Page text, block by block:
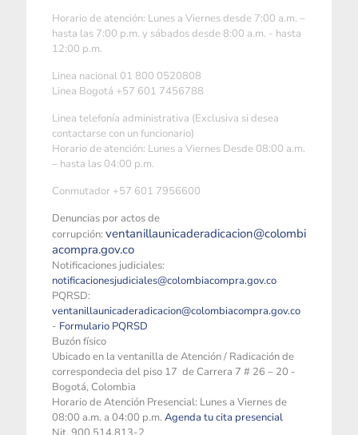
Horario de atención: Lunes a Viernes desde 7:00 a.m. –
hasta las 7:00 p.m. y sábados desde 8:00 a.m. - hasta
12:00 p.m.
Linea nacional 01 800 0520808
Linea Bogotá +57 601 7456788
Linea telefonía administrativa (Exclusiva si desea
contactarse con un funcionario)
Horario de atención: Lunes a Viernes Desde 08:00 a.m.
– hasta las 04:00 p.m.
Conmutador +57 601 7956600
Denuncias por actos de
corrupción: ventanillaunicaderadicacion@colombi
acompra.gov.co
Notificaciones judiciales:
notificacionesjudiciales@colombiacompra.gov.co
PQRSD:
ventanillaunicaderadicacion@colombiacompra.gov.co
- Formulario PQRSD
Buzón físico
Ubicado en la ventanilla de Atención / Radicación de
correspondecia del piso 17 de Carrera 7 # 26 – 20 -
Bogotá, Colombia
Horario de Atención Presencial: Lunes a Viernes de
08:00 a.m. a 04:00 p.m. Agenda tu cita presencial